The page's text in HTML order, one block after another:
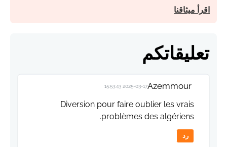
اقرأ ميثاقنا
تعليقاتكم
Azemmour
2025-03-17 15:53:43
Diversion pour faire oublier les vrais
problèmes des algériens.
رد